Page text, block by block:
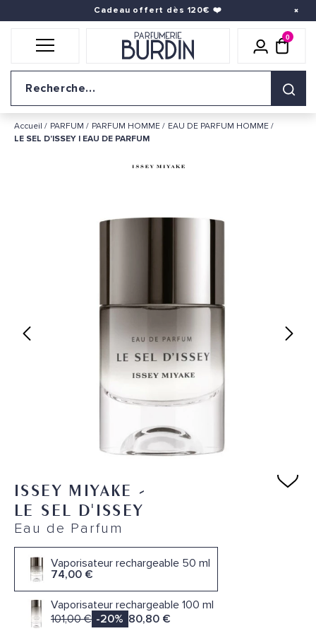
Accueil PARFUM PARFUM HOMME
EAU DE PARFUM HOMME
LE SEL D'ISSEY | EAU DE PARFUM
ISSEY MIYAKE -
LE SEL D'ISSEY
Eau de Parfum
Vaporisateur rechargeable 50 ml
74,00 €
Vaporisateur rechargeable 100 ml
101,00 € -20% 80,80 €
Cadeau offert dès 120€ ❤️
Icône
0